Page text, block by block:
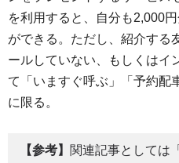
を利用すると、自分も2,000
ができる。ただし、紹介する
ールしていない、もしくはイ
て「いますぐ呼ぶ」「予約配
に限る。
【参考】 関連記事としては「